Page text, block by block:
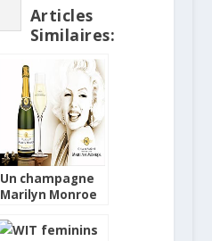
Articles
Similaires:
Un champagne
Marilyn Monroe